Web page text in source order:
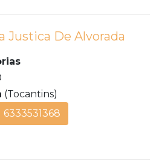
Justica De Alvorada
(Tocantins)
6333531368